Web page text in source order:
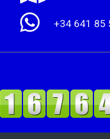
+34 641 85